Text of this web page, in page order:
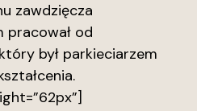
zawdzięcza
pracował od
był parkieciarzem